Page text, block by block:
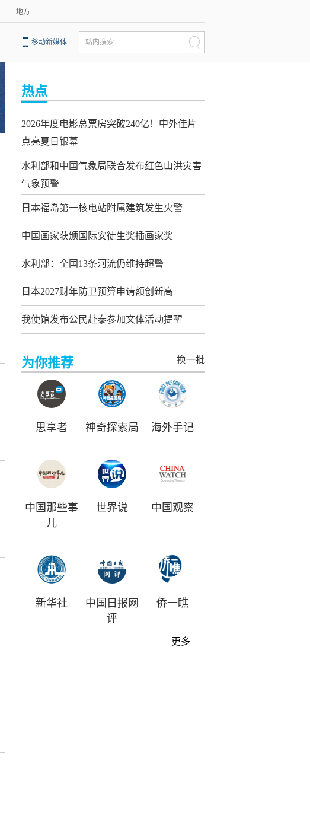
地方
移动新媒体 站内搜索
热点
2026年度电影总票房突破240亿！中外佳片
点亮夏日银幕
水利部和中国气象局联合发布红色山洪灾害
气象预警
日本福岛第一核电站附属建筑发生火警
中国画家获颁国际安徒生奖插画家奖
水利部：全国13条河流仍维持超警
日本2027财年防卫预算申请额创新高
我使馆发布公民赴泰参加文体活动提醒
为你推荐 换一批
思享者 神奇探索局 海外手记
中国那些事
儿
世界说 中国观察
新华社
中国日报网
评
侨一瞧
更多